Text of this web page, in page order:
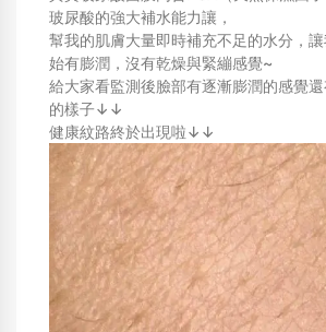
玻尿酸的強大補水能力讓，
幫我的肌膚大量即時補充不足的水分，
始有膨潤，沒有乾燥與緊繃感覺~
給大家看監測後臉部有逐漸膨潤的感覺
的樣子↓↓
健康紋路終於出現啦↓↓